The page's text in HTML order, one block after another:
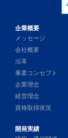
企業概要
メッセージ
会社概要
沿革
事業コンセプト
企業理念
経営理念
資格取得状況
開発実績